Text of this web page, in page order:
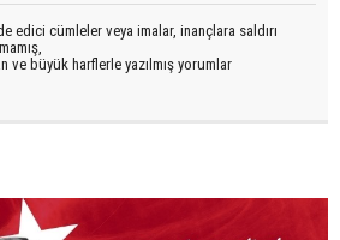
edici cümleler veya imalar, inançlara saldırı
ve büyük harflerle yazılmış yorumlar